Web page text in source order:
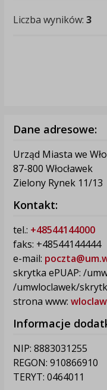
Liczba wyników: 3
Dane adresowe:
Urząd Miasta we
87-800 Włocławek
Zielony Rynek 11/13
Kontakt:
tel.: +48544144000
faks: +48544144444
e-mail:
skrytka ePUAP: /
/umwloclawek/
strona www:
Informacje
NIP: 8883031255
REGON: 910866910
TERYT: 0464011